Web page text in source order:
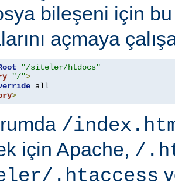
bileşeni için
açmaya
"/siteler/htdocs"
"/">
>
/
için Apache, /
.htaccess